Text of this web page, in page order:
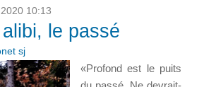
10:13
le passé
sj
«Profond est le puits